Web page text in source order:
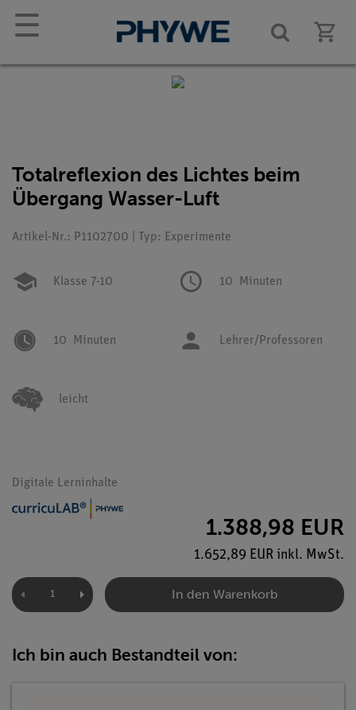
☰
Totalreflexion des Lichtes beim
Übergang Wasser-Luft
Artikel-Nr.: P1102700 | Typ: Experimente
Klasse 7-10 10 Minuten
10 Minuten Lehrer/Professoren
leicht
Digitale Lerninhalte
1.388,98 EUR
1.652,89 EUR inkl. MwSt.
In den Warenkorb
Ich bin auch Bestandteil von: